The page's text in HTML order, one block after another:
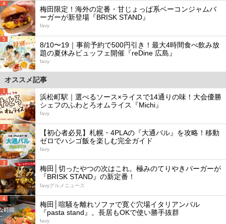
4
梅田限定！海外の定番・甘じょっぱ系ベーコンジャムバ
ーガーが新登場『BRISK STAND』
favy
5
8/10〜19｜事前予約で500円引き！最大4時間食べ飲み放
題の夏休みビュッフェ開催『reDine 広島』
favy
オススメ記事
1
浜松町駅｜選べるソース×ライスで14通りの味！大会優勝
シェフのふわとろオムライス『Michi』
favy
2
【初心者必見】札幌・4PLAの『大通バル』を攻略！移動
ゼロでハシゴ飯を楽しむ完全ガイド
favy
3
梅田│切ったやつの次はこれ。極みのてりやきバーガーが
『BRISK STAND』の新定番！
favyグルメニュース
4
梅田│喧騒を離れソファで寛ぐ穴場イタリアンバル
『pasta stand』。長居もOKで使い勝手抜群
favy